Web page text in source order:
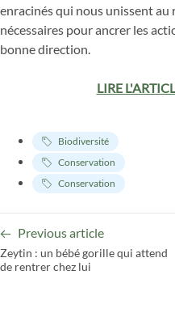
enracinés qui nous unissent au
nécessaires pour ancrer les
bonne direction.
LIRE
Biodiversité
Conservation
Conservation
Previous article
Zeytin : un bébé gorille qui attend
de rentrer chez lui